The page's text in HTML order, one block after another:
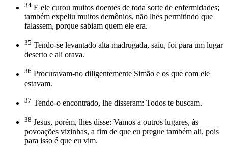
34 E ele curou muitos doentes de toda sorte de enfermidades;
também expeliu muitos demônios, não lhes permitindo que
falassem, porque sabiam quem ele era.
35 Tendo-se levantado alta madrugada, saiu, foi para um lugar
deserto e ali orava.
36 Procuravam-no diligentemente Simão e os que com ele
estavam.
37 Tendo-o encontrado, lhe disseram: Todos te buscam.
38 Jesus, porém, lhes disse: Vamos a outros lugares, às
povoações vizinhas, a fim de que eu pregue também ali, pois
para isso é que eu vim.